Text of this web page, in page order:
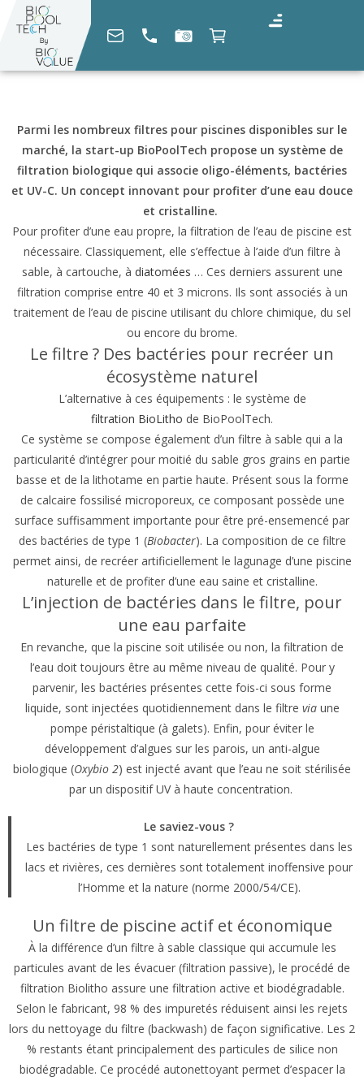
Parmi les nombreux filtres pour piscines disponibles sur le
marché, la start-up BioPoolTech propose un système de
filtration biologique qui associe oligo-éléments, bactéries
et UV-C. Un concept innovant pour profiter d’une eau douce
et cristalline.
Pour profiter d’une eau propre, la filtration de l’eau de piscine est
nécessaire. Classiquement, elle s’effectue à l’aide d’un filtre à
sable, à cartouche, à diatomées … Ces derniers assurent une
filtration comprise entre 40 et 3 microns. Ils sont associés à un
traitement de l’eau de piscine utilisant du chlore chimique, du sel
ou encore du brome.
Le filtre ? Des bactéries pour recréer un
écosystème naturel
L’alternative à ces équipements : le système de
filtration BioLitho de BioPoolTech.
Ce système se compose également d’un filtre à sable qui a la
particularité d’intégrer pour moitié du sable gros grains en partie
basse et de la lithotame en partie haute. Présent sous la forme
de calcaire fossilisé microporeux, ce composant possède une
surface suffisamment importante pour être pré-ensemencé par
des bactéries de type 1 (Biobacter). La composition de ce filtre
permet ainsi, de recréer artificiellement le lagunage d’une piscine
naturelle et de profiter d’une eau saine et cristalline.
L’injection de bactéries dans le filtre, pour
une eau parfaite
En revanche, que la piscine soit utilisée ou non, la filtration de
l’eau doit toujours être au même niveau de qualité. Pour y
parvenir, les bactéries présentes cette fois-ci sous forme
liquide, sont injectées quotidiennement dans le filtre viaune
pompe péristaltique (à galets). Enfin, pour éviter le
développement d’algues sur les parois, un anti-algue
biologique (Oxybio 2) est injecté avant que l’eau ne soit stérilisée
par un dispositif UV à haute concentration.
Le saviez-vous ?
Les bactéries de type 1 sont naturellement présentes dans les
lacs et rivières, ces dernières sont totalement inoffensive pour
l’Homme et la nature (norme 2000/54/CE).
Un filtre de piscine actif et économique
À la différence d’un filtre à sable classique qui accumule les
particules avant de les évacuer (filtration passive), le procédé de
filtration Biolitho assure une filtration active et biodégradable.
Selon le fabricant, 98 % des impuretés réduisent ainsi les rejets
lors du nettoyage du filtre (backwash) de façon significative. Les 2
% restants étant principalement des particules de silice non
biodégradable. Ce procédé autonettoyant permet d’espacer la